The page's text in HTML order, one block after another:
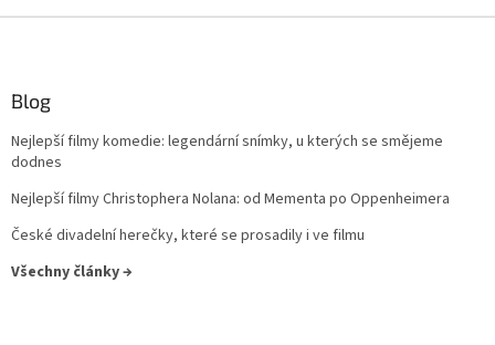
Blog
Nejlepší filmy komedie: legendární snímky, u kterých se smějeme
dodnes
Nejlepší filmy Christophera Nolana: od Mementa po Oppenheimera
České divadelní herečky, které se prosadily i ve filmu
Všechny články →